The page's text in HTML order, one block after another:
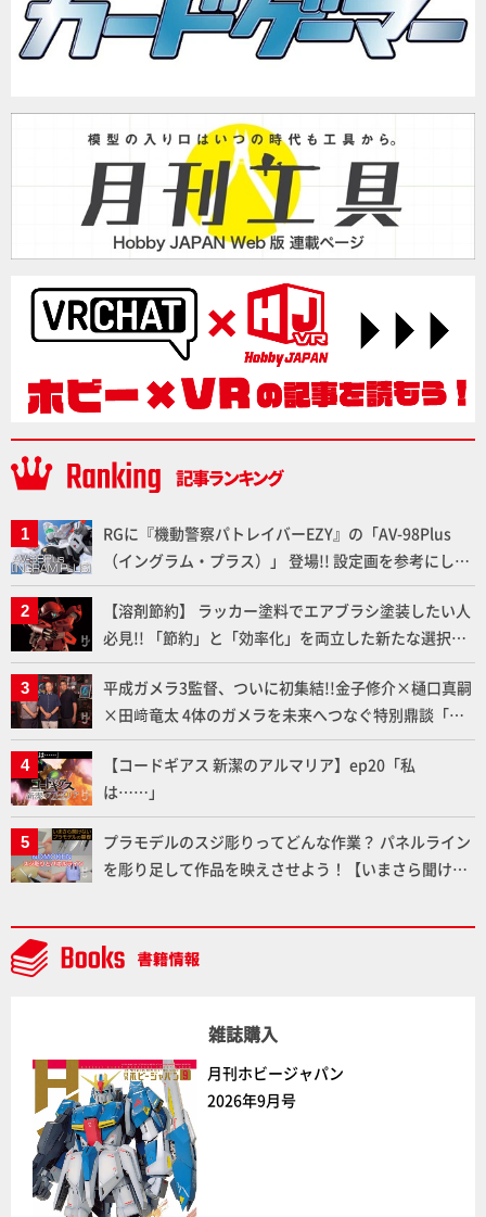
RGに『機動警察パトレイバーEZY』の「AV-98Plus
（イングラム・プラス）」 登場!! 設定画を参考にした
細部のディテールアップやハンドパーツの改造で印象
的なシーンを再現!!
【溶剤節約】 ラッカー塗料でエアブラシ塗装したい人
必見!! 「節約」と「効率化」を両立した新たな選択肢
「カートリッジ式エアーブラシ FLYER-SR2」の使い心
地を「HG ブルーティッシュドッグ」で検証！
平成ガメラ3監督、ついに初集結!!金子修介×樋口真嗣
×田﨑竜太 4体のガメラを未来へつなぐ特別鼎談「ガ
メラ永久保存化プロジェクト FINAL」
【コードギアス 新潔のアルマリア】ep20「私
は……」
プラモデルのスジ彫りってどんな作業？ パネルライン
を彫り足して作品を映えさせよう！【いまさら聞けな
雑誌購入
月刊ホビージャパン
2026年9月号